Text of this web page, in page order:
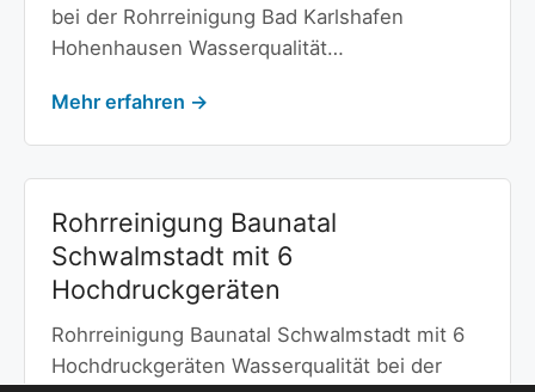
bei der Rohrreinigung Bad Karlshafen
Hohenhausen Wasserqualität…
Mehr erfahren →
Rohrreinigung Baunatal
Schwalmstadt mit 6
Hochdruckgeräten
Rohrreinigung Baunatal Schwalmstadt mit 6
Hochdruckgeräten Wasserqualität bei der